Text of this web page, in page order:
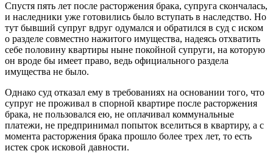
Спустя пять лет после расторжения брака, супруга скончалась,
и наследники уже готовились было вступать в наследство. Но
тут бывший супруг вдруг одумался и обратился в суд с иском
о разделе совместно нажитого имущества, надеясь отхватить
себе половину квартиры ныне покойной супруги, на которую
он вроде бы имеет право, ведь официального раздела
имущества не было.
Однако суд отказал ему в требованиях на основании того, что
супруг не проживал в спорной квартире после расторжения
брака, не пользовался ею, не оплачивал коммунальные
платежи, не предпринимал попыток вселиться в квартиру, а с
момента расторжения брака прошло более трех лет, то есть
истек срок исковой давности.